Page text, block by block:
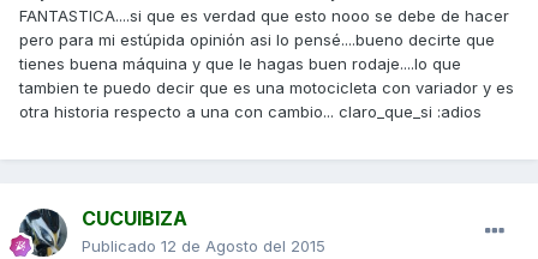
FANTASTICA....si que es verdad que esto nooo se debe de hacer
pero para mi estúpida opinión asi lo pensé....bueno decirte que
tienes buena máquina y que le hagas buen rodaje....lo que
tambien te puedo decir que es una motocicleta con variador y es
otra historia respecto a una con cambio... claro_que_si :adios
CUCUIBIZA
Publicado 12 de Agosto del 2015